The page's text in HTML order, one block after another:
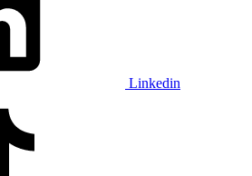
Linkedin